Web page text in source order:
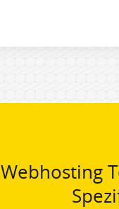
Webhosting